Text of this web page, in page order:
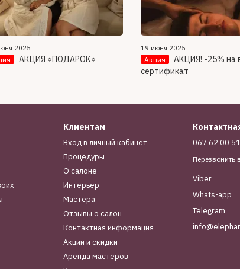
2025
АКЦИЯ «ПОДАРОК»
19 июня 2025
Акция
АКЦИЯ! -25% на
сертификат
Клиентам
Вход в личный кабинет
Процедуры
О салоне
Интерьер
Мастера
Отзывы о салон
Контактная информация
Акции и скидки
Аренда мастеров
067 62 00
Перезвонить
Viber
Whats-app
Telegram